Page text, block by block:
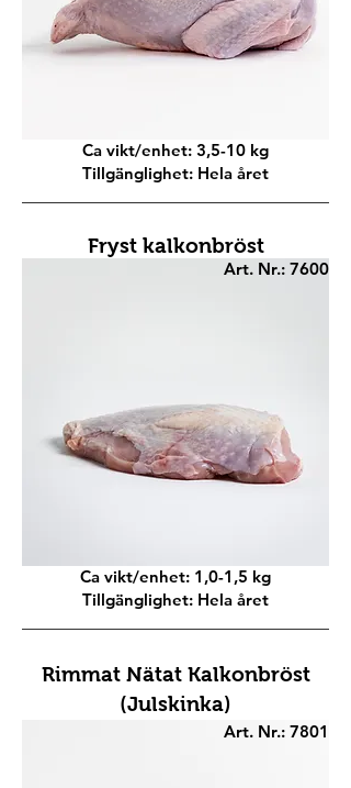
Ca vikt/enhet: 3,5-10 kg
Tillgänglighet: Hela året
Fryst kalkonbröst
Art. Nr.: 7600
Ca vikt/enhet: 1,0-1,5 kg
Tillgänglighet: Hela året
Rimmat Nätat Kalkonbröst
(Julskinka)
Art. Nr.: 7801